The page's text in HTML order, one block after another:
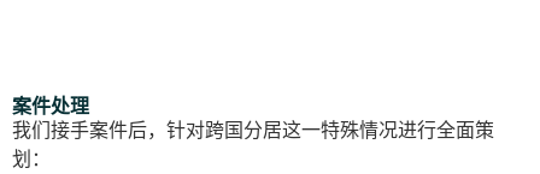
案件处理
我们接手案件后，针对跨国分居这一特殊情况进行全面策
划：